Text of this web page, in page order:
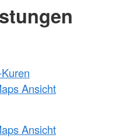
Ansicht
Ansicht